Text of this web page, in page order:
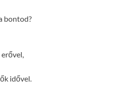
bontod?
erővel,
idővel.